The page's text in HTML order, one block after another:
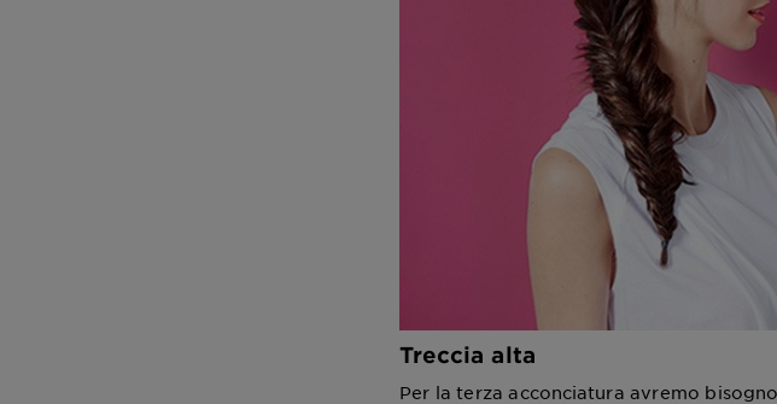
Treccia alta
Per la terza acconciatura avremo